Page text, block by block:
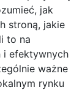
jak
stroną, jakie
to na
i efektywnych
ważne
rynku